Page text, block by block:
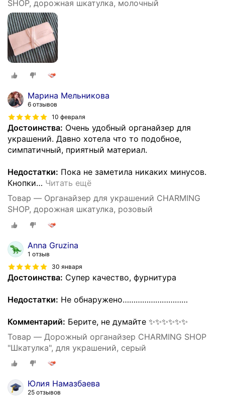
SHOP, дорожная шкатулка, молочный
Марина Мельникова
6 отзывов
10 февраля
Достоинства: Очень удобный органайзер для
украшений. Давно хотела что то подобное,
симпатичный, приятный материал.
Недостатки: Пока не заметила никаких минусов.
Кнопки… Читать ещё
Товар — Органайзер для украшений CHARMING
SHOP, дорожная шкатулка, розовый
Anna Gruzina
1 отзыв
30 января
Достоинства: Супер качество, фурнитура
Недостатки: Не обнаружено…………………………
Комментарий: Берите, не думайте ✨✨✨✨✨✨
Товар — Дорожный органайзер CHARMING SHOP
"Шкатулка", для украшений, серый
Юлия Намазбаева
25 отзывов